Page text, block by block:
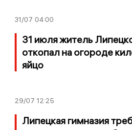
31/07 04:00
31 июля житель
откопал на огороде
яйцо
29/07 12:25
Липецкая гимназия